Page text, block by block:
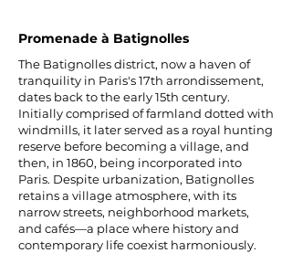
Promenade à Batignolles
The Batignolles district, now a haven of
tranquility in Paris's 17th arrondissement,
dates back to the early 15th century.
Initially comprised of farmland dotted with
windmills, it later served as a royal hunting
reserve before becoming a village, and
then, in 1860, being incorporated into
Paris. Despite urbanization, Batignolles
retains a village atmosphere, with its
narrow streets, neighborhood markets,
and cafés—a place where history and
contemporary life coexist harmoniously.